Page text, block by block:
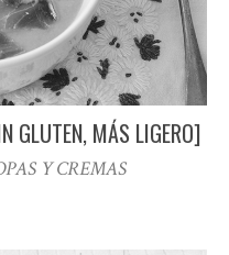
GLUTEN, MÁS LIGERO]
Y CREMAS